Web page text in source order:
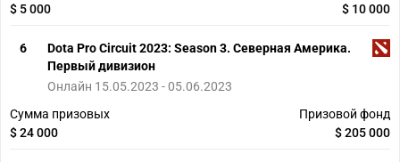
$ 5 000
$ 10 000
6
Dota Pro Circuit 2023: Season 3. Северная Америка.
Первый дивизион
Онлайн 15.05.2023 - 05.06.2023
Сумма призовых
$ 24 000
Призовой фонд
$ 205 000